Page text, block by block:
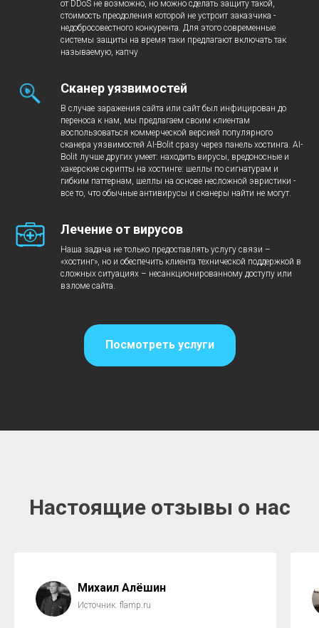
от DDoS не возможно, но можно сделать защиту такой,
стоимость преодоления которой не устроит заказчика -
недобросовестного конкурента. Для этого современные
системы защиты на время таки предлагают включать так
называемую, капчу
Сканер уязвимостей
В случае заражения сайта или сайт был инфицирован до
переноса к нам, мы предлагаем своим клиентам
воспользоваться коммерческой версией популярного
сканера уязвимостей AI-Bolit сразу через панель хостинга. AI-
Bolit лучше других умеет: находить вирусы, вредоносные и
хакерские скрипты на хостинге: шеллы по сигнатурам и
гибким паттернам, шеллы на основе несложной эвристики -
все то, что обычные антивирусы и сканеры найти не могут.
Лечение от вирусов
Наша задача не только предоставлять услугу связи –
«хостинг», но и обеспечить клиента технической поддержкой в
сложных ситуациях – несанкционированному доступу или
взломе сайта.
Посмотреть услуги
Настоящие отзывы о нас
Михаил Алёшин
Источник: flamp.ru